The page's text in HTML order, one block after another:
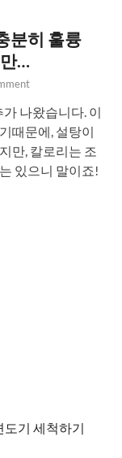
분히 훌륭
…
나왔습니다. 이
때문에, 설탕이
만, 칼로리는 조
있으니 말이죠!
도기 세척하기